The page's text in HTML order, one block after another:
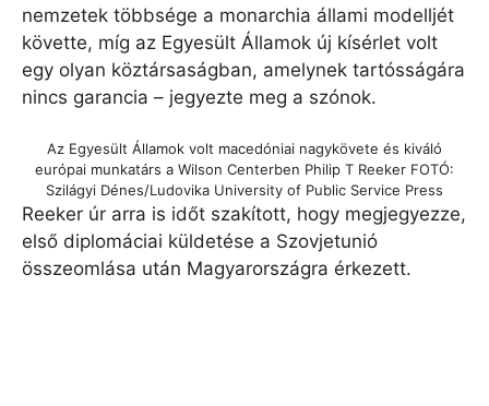
nemzetek többsége a monarchia állami modelljét
követte, míg az Egyesült Államok új kísérlet volt
egy olyan köztársaságban, amelynek tartósságára
nincs garancia – jegyezte meg a szónok.
Az Egyesült Államok volt macedóniai nagykövete és kiváló
európai munkatárs a Wilson Centerben Philip T Reeker FOTÓ:
Szilágyi Dénes/Ludovika University of Public Service Press
Reeker úr arra is időt szakított, hogy megjegyezze,
első diplomáciai küldetése a Szovjetunió
összeomlása után Magyarországra érkezett.